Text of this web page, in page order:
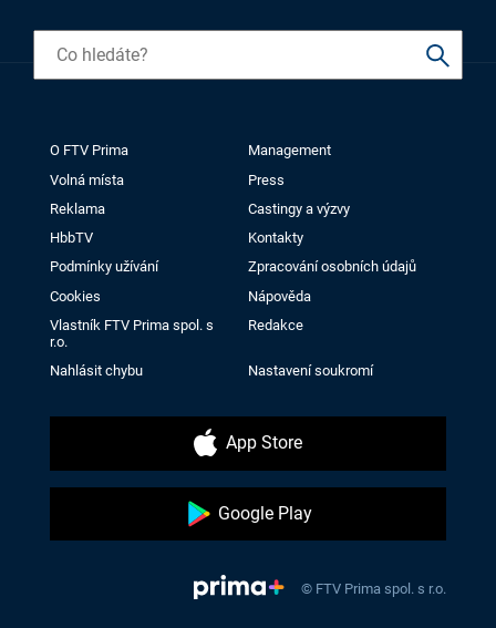
O FTV Prima
Management
Volná místa
Press
Reklama
Castingy a výzvy
HbbTV
Kontakty
Podmínky užívání
Zpracování osobních údajů
Cookies
Nápověda
Vlastník FTV Prima spol. s
r.o.
Redakce
Nahlásit chybu Nastavení soukromí
App Store
Google Play
© FTV Prima spol. s r.o.